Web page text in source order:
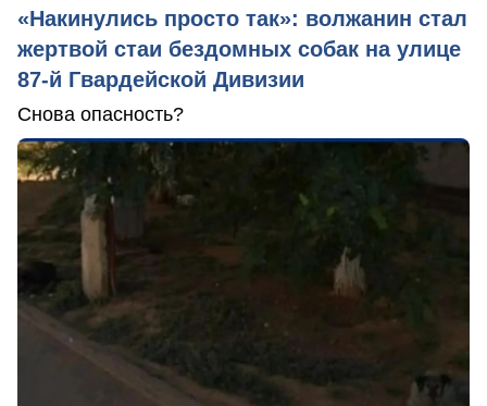
«Накинулись просто так»: волжанин стал
жертвой стаи бездомных собак на улице
87-й Гвардейской Дивизии
Снова опасность?